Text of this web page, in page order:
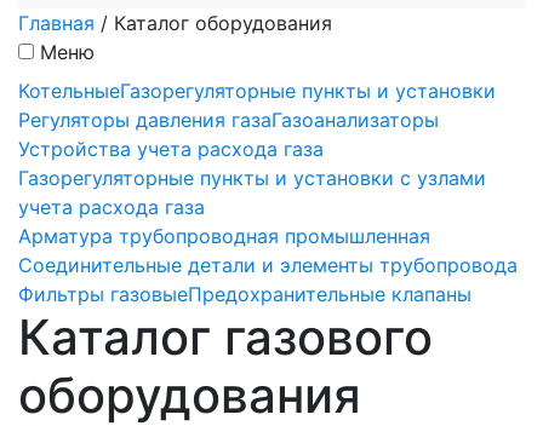
Главная / Каталог оборудования
Меню
КотельныеГазорегуляторные пункты и установки
Регуляторы давления газаГазоанализаторы
Устройства учета расхода газа
Газорегуляторные пункты и установки с узлами
учета расхода газа
Арматура трубопроводная промышленная
Соединительные детали и элементы трубопровода
Фильтры газовыеПредохранительные клапаны
Каталог газового
оборудования